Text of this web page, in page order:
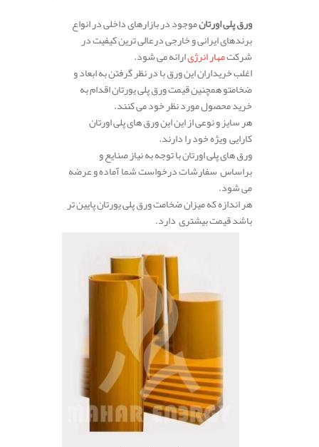
ورق پلی اورتانموجود در بازارهای داخلی در انواع
برندهای ایرانی و خارجی درعالی ترین کیفیت در
شرکتمهار انرژیارائه می شود.
اغلب خریداران این ورق با در نظر گرفتن به ابعاد و
ضخامتو همچنین قیمت ورق پلی یورتان اقدام به
خرید محصول مورد نظر خود می کنند.
هر سایز و نوعی از این این ورق های پلی اورتان
کارایی ویژه خود را دارند.
ورق های پلی اورتان با توجه به نیاز صنایع و
براساس سفارشات درخواست شما آماده و عرضه
می شود.
هر اندازه که میزان ضخامت ورق پلی یورتان پایین تر
باشد قیمت بیشتری دارد.